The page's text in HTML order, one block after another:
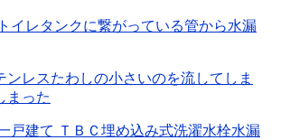
イレタンクに繋がっている管から水漏
ンレスたわしの小さいのを流してしま
まった
戸建て ＴＢＣ埋め込み式洗濯水栓水漏